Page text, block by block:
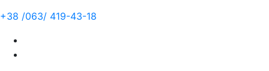
+38 /063/ 419-43-18